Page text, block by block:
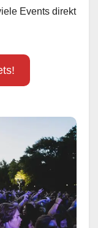
Events direkt